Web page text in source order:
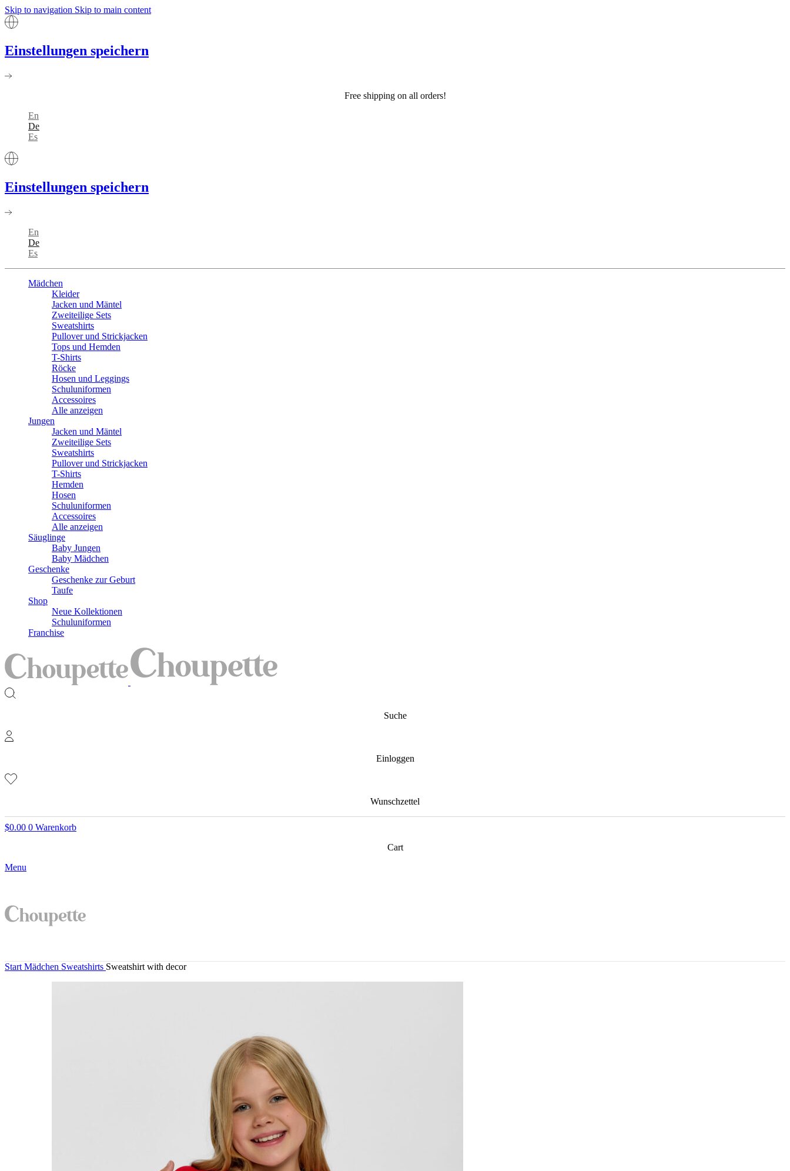
Skip to navigation Skip to main content
Einstellungen speichern
Free shipping on all orders!
En
De
Es
Einstellungen speichern
En
De
Es
Mädchen
Kleider
Jacken und Mäntel
Zweiteilige Sets
Sweatshirts
Pullover und Strickjacken
Tops und Hemden
T-Shirts
Röcke
Hosen und Leggings
Schuluniformen
Accessoires
Alle anzeigen
Jungen
Jacken und Mäntel
Zweiteilige Sets
Sweatshirts
Pullover und Strickjacken
T-Shirts
Hemden
Hosen
Schuluniformen
Accessoires
Alle anzeigen
Säuglinge
Baby Jungen
Baby Mädchen
Geschenke
Geschenke zur Geburt
Taufe
Shop
Neue Kollektionen
Schuluniformen
Franchise
Suche
Einloggen
Wunschzettel
$0.00 0 Warenkorb
Cart
Menu
Start Mädchen Sweatshirts Sweatshirt with decor